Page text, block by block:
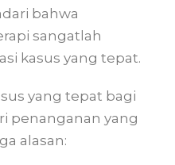
bahwa
sangatlah
kasus yang tepat.
yang tepat bagi
penanganan yang
alasan: